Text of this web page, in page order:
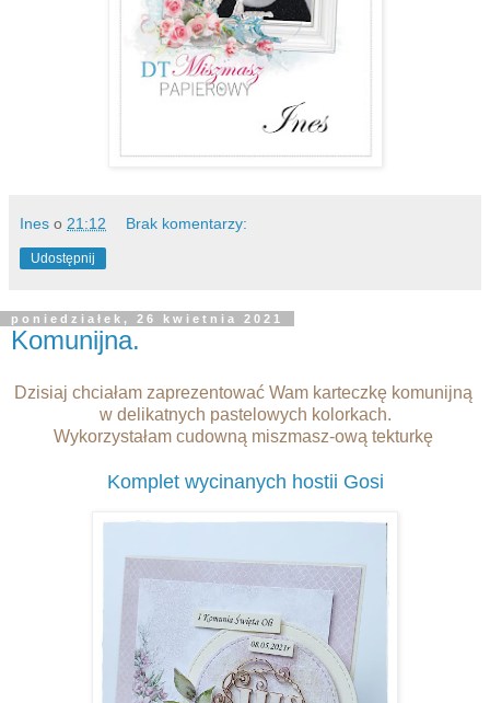
Ines o 21:12 Brak komentarzy:
Udostępnij
poniedziałek, 26 kwietnia 2021
Komunijna.
Dzisiaj chciałam zaprezentować Wam karteczkę komunijną
w delikatnych pastelowych kolorkach.
Wykorzystałam cudowną miszmasz-ową tekturkę
Komplet wycinanych hostii Gosi